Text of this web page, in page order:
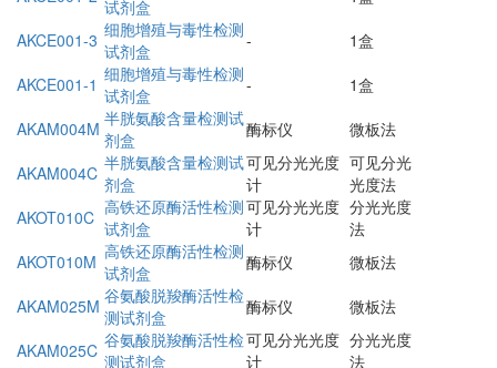
试剂盒
AKCE001-3 细胞增殖与毒性检测
试剂盒
-
1盒
AKCE001-1 细胞增殖与毒性检测
试剂盒
-
1盒
AKAM004M 半胱氨酸含量检测试
剂盒
酶标仪
微板法
AKAM004C 半胱氨酸含量检测试
剂盒
可见分光光度
计
可见分光
光度法
AKOT010C 高铁还原酶活性检测
试剂盒
可见分光光度
计
分光光度
法
AKOT010M 高铁还原酶活性检测
试剂盒
酶标仪
微板法
AKAM025M 谷氨酸脱羧酶活性检
测试剂盒
酶标仪
微板法
AKAM025C 谷氨酸脱羧酶活性检
测试剂盒
可见分光光度
计
分光光度
法